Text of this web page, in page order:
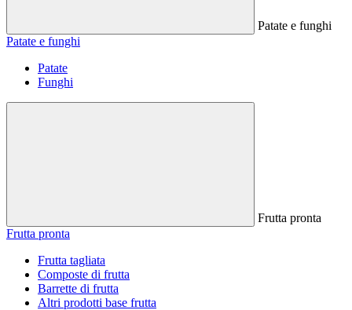
Patate e funghi
Patate e funghi
Patate
Funghi
Frutta pronta
Frutta pronta
Frutta tagliata
Composte di frutta
Barrette di frutta
Altri prodotti base frutta